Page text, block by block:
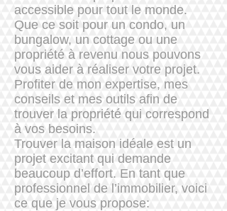
accessible pour tout le monde.
Que ce soit pour un condo, un
bungalow, un cottage ou une
propriété à revenu nous pouvons
vous aider à réaliser votre projet.
Profiter de mon expertise, mes
conseils et mes outils afin de
trouver la propriété qui correspond
à vos besoins.
Trouver la maison idéale est un
projet excitant qui demande
beaucoup d’effort. En tant que
professionnel de l’immobilier, voici
ce que je vous propose: